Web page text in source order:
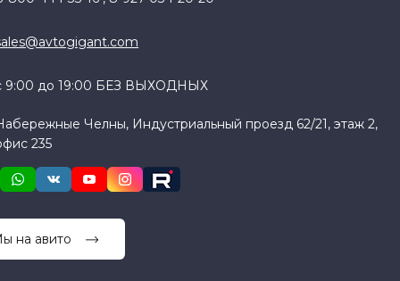
9:00 до 19:00 БЕЗ ВЫХОДНЫХ
Челны, Индустриальный проезд 62/21, этаж 2,
235
на авито